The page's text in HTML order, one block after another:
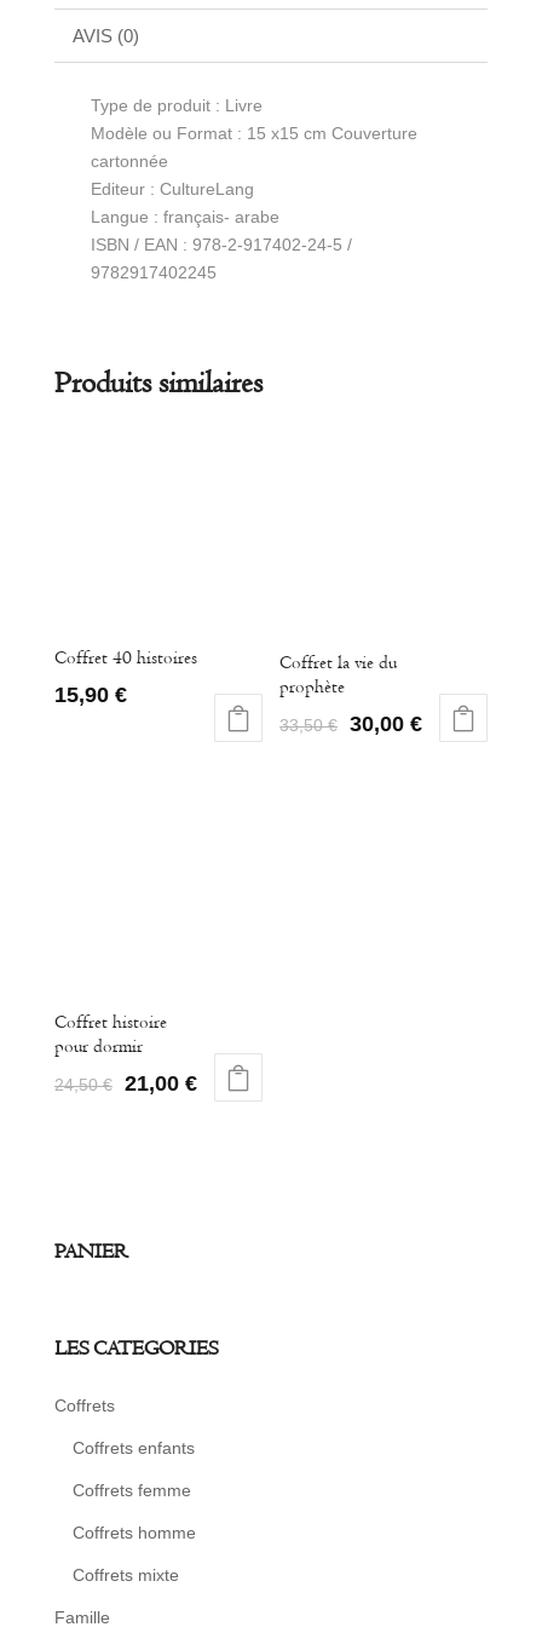
AVIS (0)
Type de produit : Livre
Modèle ou Format : 15 x15 cm Couverture
cartonnée
Editeur : CultureLang
Langue : français- arabe
ISBN / EAN : 978-2-917402-24-5 /
9782917402245
Produits similaires
Coffret 40 histoires
15,90 €
Coffret la vie du
prophète
33,50€ 30,00€
Coffret histoire
pour dormir
24,50€ 21,00 €
PANIER
LES CATEGORIES
Coffrets
Coffrets enfants
Coffrets femme
Coffrets homme
Coffrets mixte
Famille